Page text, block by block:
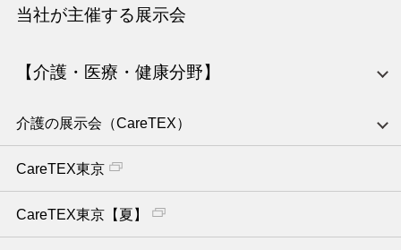
当社が主催する展示会
【介護・医療・健康分野】
介護の展示会（CareTEX）
CareTEX東京
CareTEX東京【夏】